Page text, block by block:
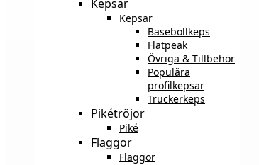
Kepsar
Kepsar
Basebollkeps
Flatpeak
Övriga & Tillbehör
Populära
profilkepsar
Truckerkeps
Pikétröjor
Piké
Flaggor
Flaggor